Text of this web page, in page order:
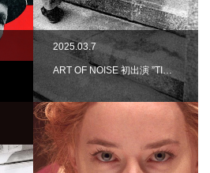
2025.03.7
ART OF NOISE 初出演 ”TI…